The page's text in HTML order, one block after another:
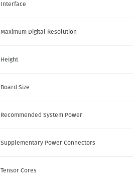
Interface
Maximum Digital Resolution
Height
Board Size
Recommended System Power
Supplementary Power Connectors
Tensor Cores